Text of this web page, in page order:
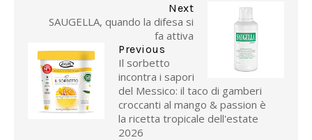
Next
SAUGELLA, quando la difesa si
fa attiva
Previous
Il sorbetto
incontra i sapori
del Messico: il taco di gamberi
croccanti al mango & passion è
la ricetta tropicale dell'estate
2026